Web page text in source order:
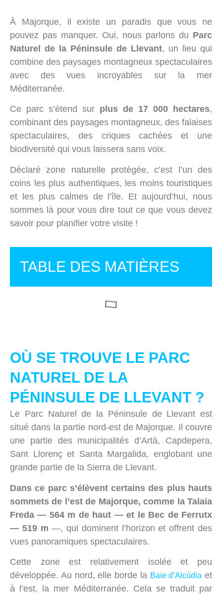
À Majorque, il existe un paradis que vous ne
pouvez pas manquer. Oui, nous parlons du Parc
Naturel de la Péninsule de Llevant, un lieu qui
combine des paysages montagneux spectaculaires
avec des vues incroyables sur la mer
Méditerranée.
Ce parc s’étend sur plus de 17 000 hectares,
combinant des paysages montagneux, des falaises
spectaculaires, des criques cachées et une
biodiversité qui vous laissera sans voix.
Déclaré zone naturelle protégée, c’est l’un des
coins les plus authentiques, les moins touristiques
et les plus calmes de l’île. Et aujourd’hui, nous
sommes là pour vous dire tout ce que vous devez
savoir pour planifier votre visite !
TABLE DES MATIÈRES
OÙ SE TROUVE LE PARC
NATUREL DE LA
PÉNINSULE DE LLEVANT ?
Le Parc Naturel de la Péninsule de Llevant est
situé dans la partie nord-est de Majorque. Il couvre
une partie des municipalités d’Artà, Capdepera,
Sant Llorenç et Santa Margalida, englobant une
grande partie de la Sierra de Llevant.
Dans ce parc s’élèvent certains des plus hauts
sommets de l’est de Majorque, comme la Talaia
Freda — 564 m de haut — et le Bec de Ferrutx
— 519 m —, qui dominent l’horizon et offrent des
vues panoramiques spectaculaires.
Cette zone est relativement isolée et peu
développée. Au nord, elle borde la Baie d’Alcúdia et
à l’est, la mer Méditerranée. Cela se traduit par